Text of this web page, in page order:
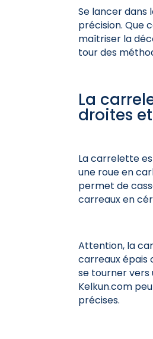
Se lancer dans
précision. Que
maîtriser la
tour des
La
droites
La carrelette
une roue en
permet de
carreaux en
Attention, la
carreaux épais
se tourner vers
Kelkun.com
précises.